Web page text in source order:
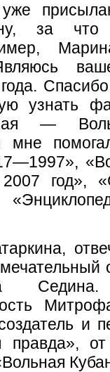
за
узнать
—
мне
год»,
и
правда»,